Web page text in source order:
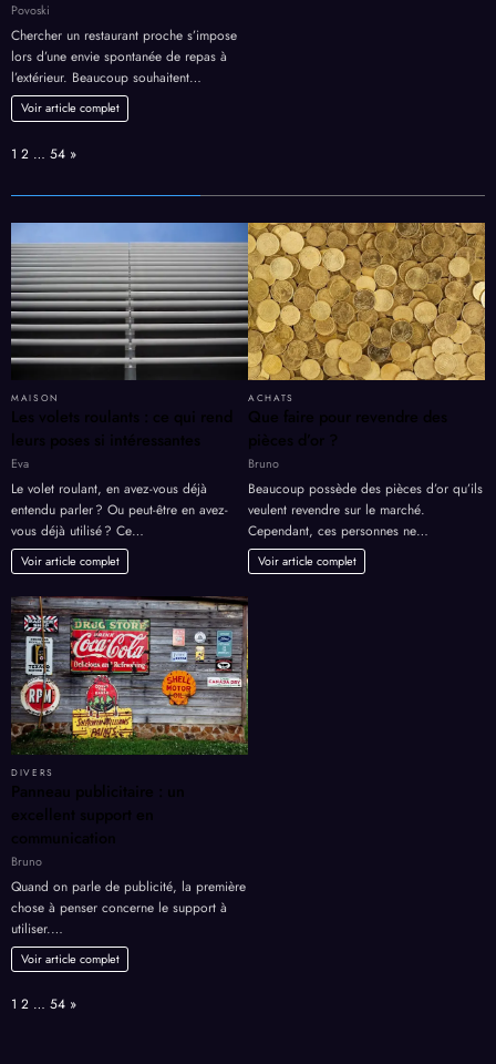
Povoski
Chercher un restaurant proche s’impose
lors d’une envie spontanée de repas à
l’extérieur. Beaucoup souhaitent…
Voir article complet
Page:
1 2 … 54 Next
»
MAISON
Les volets roulants : ce qui rend
leurs poses si intéressantes
Eva
Le volet roulant, en avez-vous déjà
entendu parler ? Ou peut-être en avez-
vous déjà utilisé ? Ce…
Voir article complet
ACHATS
Que faire pour revendre des
pièces d’or ?
Bruno
Beaucoup possède des pièces d’or qu’ils
veulent revendre sur le marché.
Cependant, ces personnes ne…
Voir article complet
DIVERS
Panneau publicitaire : un
excellent support en
communication
Bruno
Quand on parle de publicité, la première
chose à penser concerne le support à
utiliser.…
Voir article complet
Page:
1 2 … 54 Next
»